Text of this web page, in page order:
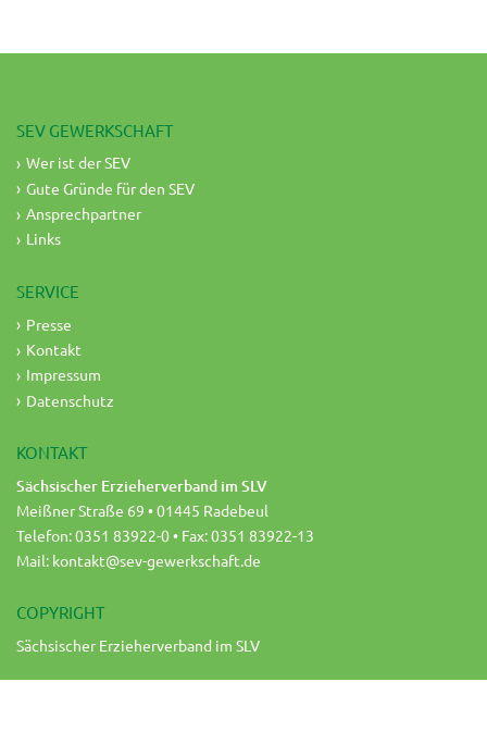
SEV GEWERKSCHAFT
Wer ist der SEV
Gute Gründe für den SEV
Ansprechpartner
Links
SERVICE
Presse
Kontakt
Impressum
Datenschutz
KONTAKT
Sächsischer Erzieherverband im SLV
Meißner Straße 69 • 01445 Radebeul
Telefon: 0351 83922-0 • Fax: 0351 83922-13
Mail: kontakt@sev-gewerkschaft.de
COPYRIGHT
Sächsischer Erzieherverband im SLV
UMSETZUNG & BETREUUNG